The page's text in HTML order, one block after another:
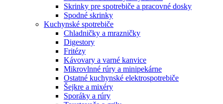
Skrinky pre spotrebiče a pracovné dosky
Spodné skrinky
Kuchynské spotrebiče
Chladničky a mrazničky
Digestory
Fritézy
Kávovary a varné kanvice
Mikrovlnné rúry a minipekárne
Ostatné kuchynské elektrospotrebiče
Šejkre a mixéry
Sporáky a rúry